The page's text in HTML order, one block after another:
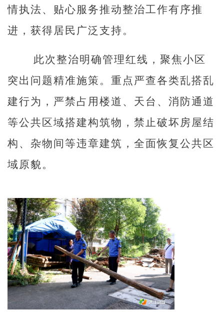
情执法、贴心服务推动整治工作有序推
进，获得居民广泛支持。
此次整治明确管理红线，聚焦小区
突出问题精准施策。重点严查各类乱搭乱
建行为，严禁占用楼道、天台、消防通道
等公共区域搭建构筑物，禁止破坏房屋结
构、杂物间等违章建筑，全面恢复公共区
域原貌。